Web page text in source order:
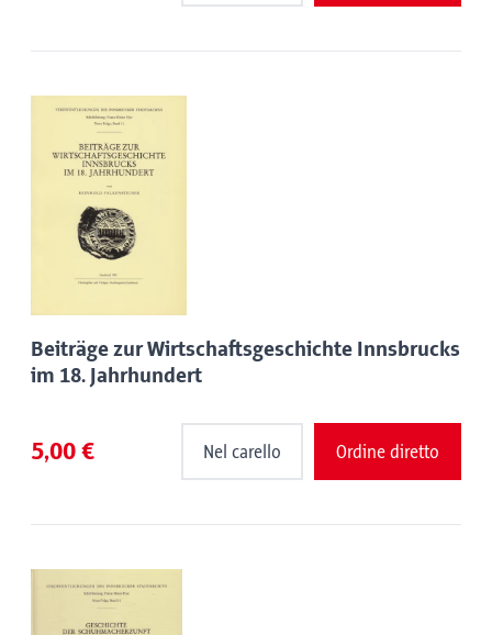
Beiträge zur Wirtschaftsgeschichte Innsbrucks
im 18. Jahrhundert
5,00 € Nel carello Ordine diretto